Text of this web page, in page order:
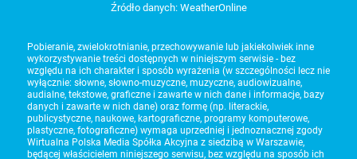
Źródło danych: WeatherOnline
Pobieranie, zwielokrotnianie, przechowywanie lub jakiekolwiek inne
wykorzystywanie treści dostępnych w niniejszym serwisie - bez
względu na ich charakter i sposób wyrażenia (w szczególności lecz nie
wyłącznie: słowne, słowno-muzyczne, muzyczne, audiowizualne,
audialne, tekstowe, graficzne i zawarte w nich dane i informacje, bazy
danych i zawarte w nich dane) oraz formę (np. literackie,
publicystyczne, naukowe, kartograficzne, programy komputerowe,
plastyczne, fotograficzne) wymaga uprzedniej i jednoznacznej zgody
Wirtualna Polska Media Spółka Akcyjna z siedzibą w Warszawie,
będącej właścicielem niniejszego serwisu, bez względu na sposób ich